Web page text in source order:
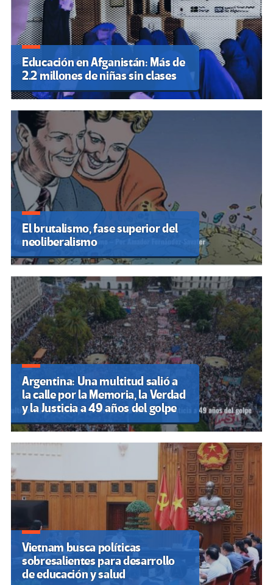
Educación en Afganistán: Más de
2.2 millones de niñas sin clases
El brutalismo, fase superior del
neoliberalismo
Argentina: Una multitud salió a
la calle por la Memoria, la Verdad
y la Justicia a 49 años del golpe
Vietnam busca políticas
sobresalientes para desarrollo
de educación y salud